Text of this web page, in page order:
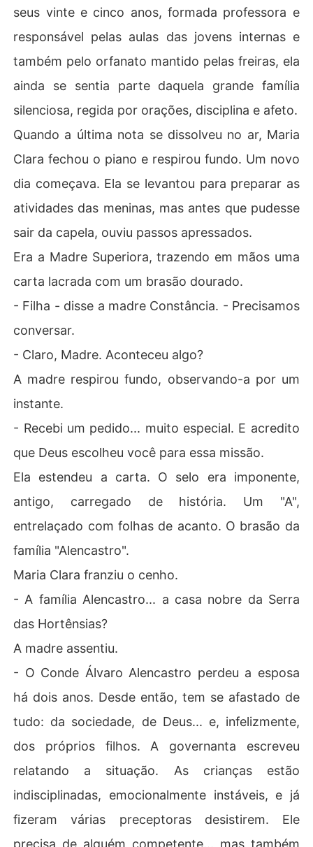
seus vinte e cinco anos, formada professora e
responsável pelas aulas das jovens internas e
também pelo orfanato mantido pelas freiras, ela
ainda se sentia parte daquela grande família
silenciosa, regida por orações, disciplina e afeto.
Quando a última nota se dissolveu no ar, Maria
Clara fechou o piano e respirou fundo. Um novo
dia começava. Ela se levantou para preparar as
atividades das meninas, mas antes que pudesse
sair da capela, ouviu passos apressados.
Era a Madre Superiora, trazendo em mãos uma
carta lacrada com um brasão dourado.
- Filha - disse a madre Constância. - Precisamos
conversar.
- Claro, Madre. Aconteceu algo?
A madre respirou fundo, observando-a por um
instante.
- Recebi um pedido... muito especial. E acredito
que Deus escolheu você para essa missão.
Ela estendeu a carta. O selo era imponente,
antigo, carregado de história. Um "A",
entrelaçado com folhas de acanto. O brasão da
família "Alencastro".
Maria Clara franziu o cenho.
- A família Alencastro... a casa nobre da Serra
das Hortênsias?
A madre assentiu.
- O Conde Álvaro Alencastro perdeu a esposa
há dois anos. Desde então, tem se afastado de
tudo: da sociedade, de Deus... e, infelizmente,
dos próprios filhos. A governanta escreveu
relatando a situação. As crianças estão
indisciplinadas, emocionalmente instáveis, e já
fizeram várias preceptoras desistirem. Ele
precisa de alguém competente... mas também